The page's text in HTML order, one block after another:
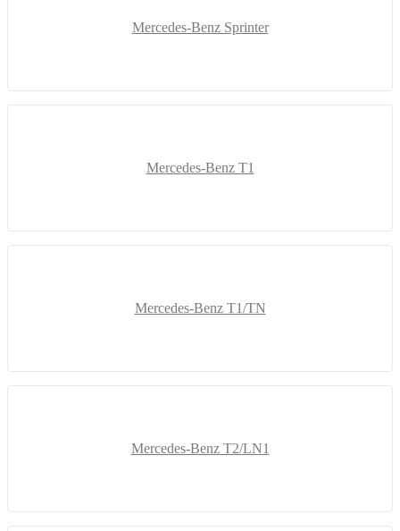
Mercedes-Benz Sprinter
Mercedes-Benz T1
Mercedes-Benz T1/TN
Mercedes-Benz T2/LN1